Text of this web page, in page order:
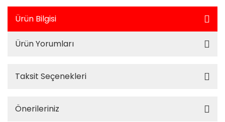
Ürün Bilgisi
Ürün Yorumları
Taksit Seçenekleri
Önerileriniz